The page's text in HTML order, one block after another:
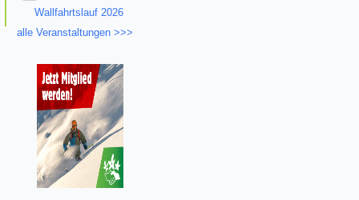
Wallfahrtslauf 2026
alle Veranstaltungen >>>